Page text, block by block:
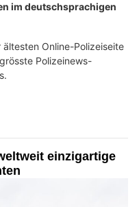
im deutschsprachigen
Online-Polizeiseite
Polizeinews-
einzigartige